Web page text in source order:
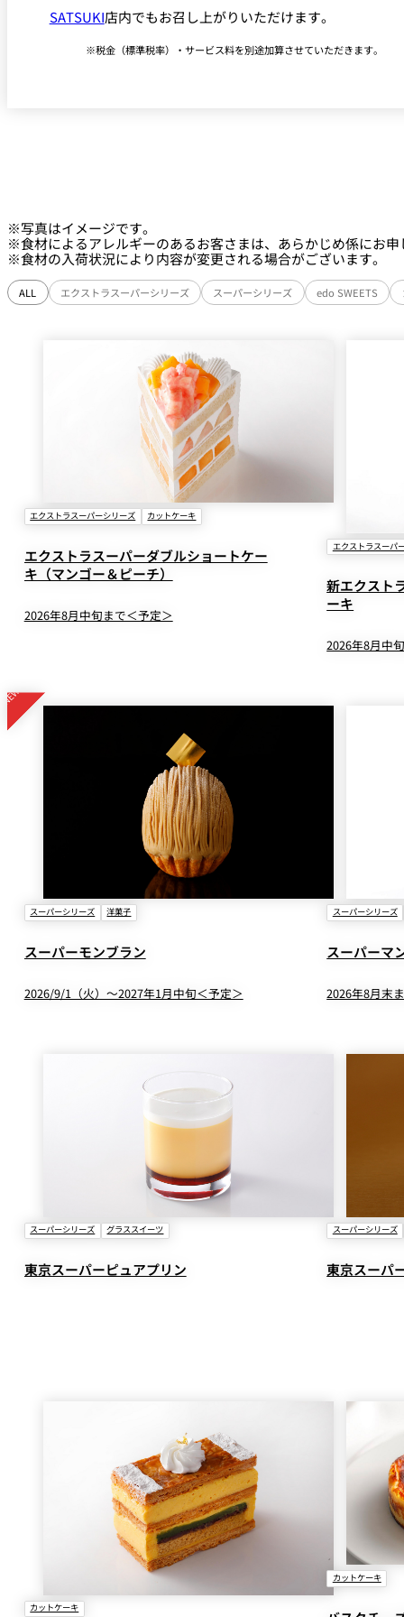
SATSUKI店内でもお召し上がりいただけます。
税金（標準税率）・サービス料を別途加算させていただきます。
※写真はイメージです。
※食材によるアレルギーのあるお客さまは、あらかじめ係にお
※食材の入荷状況により内容が変更される場合がございます。
ALL エクストラスーパーシリーズ スーパーシリーズ edo SWEETS
エクストラスーパーシリーズ カットケーキ
エクストラスーパーダブルショートケー
キ（マンゴー＆ピーチ）
2026年8月中旬まで＜予定＞
エクストラスーパ
新エクスト
ーキ
2026年8月中
スーパーシリーズ 洋菓子
スーパーモンブラン
2026/9/1（火）～2027年1月中旬＜予定＞
スーパーシリーズ
スーパーマ
2026年8月末
スーパーシリーズ グラススイーツ
東京スーパーピュアプリン
スーパーシリーズ
東京スーパ
カットケーキ
カットケーキ